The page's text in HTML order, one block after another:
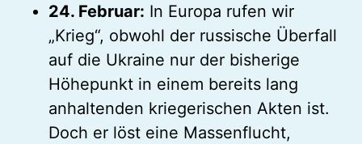
24. Februar: In Europa rufen wir
„Krieg“, obwohl der russische Überfall
auf die Ukraine nur der bisherige
Höhepunkt in einem bereits lang
anhaltenden kriegerischen Akten ist.
Doch er löst eine Massenflucht,